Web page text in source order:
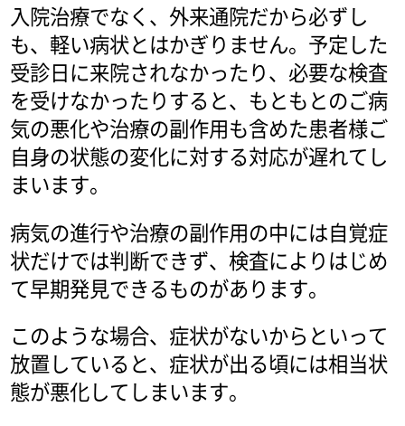
入院治療でなく、外来通院だから必ずし
も、軽い病状とはかぎりません。予定した
受診日に来院されなかったり、必要な検査
を受けなかったりすると、もともとのご病
気の悪化や治療の副作用も含めた患者様ご
自身の状態の変化に対する対応が遅れてし
まいます。
病気の進行や治療の副作用の中には自覚症
状だけでは判断できず、検査によりはじめ
て早期発見できるものがあります。
このような場合、症状がないからといって
放置していると、症状が出る頃には相当状
態が悪化してしまいます。